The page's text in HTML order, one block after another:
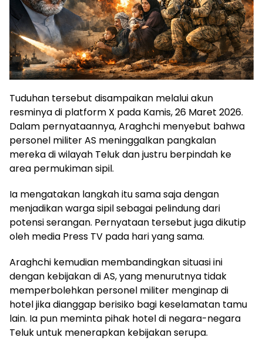
Tuduhan tersebut disampaikan melalui akun
resminya di platform X pada Kamis, 26 Maret 2026.
Dalam pernyataannya, Araghchi menyebut bahwa
personel militer AS meninggalkan pangkalan
mereka di wilayah Teluk dan justru berpindah ke
area permukiman sipil.
Ia mengatakan langkah itu sama saja dengan
menjadikan warga sipil sebagai pelindung dari
potensi serangan. Pernyataan tersebut juga dikutip
oleh media Press TV pada hari yang sama.
Araghchi kemudian membandingkan situasi ini
dengan kebijakan di AS, yang menurutnya tidak
memperbolehkan personel militer menginap di
hotel jika dianggap berisiko bagi keselamatan tamu
lain. Ia pun meminta pihak hotel di negara-negara
Teluk untuk menerapkan kebijakan serupa.